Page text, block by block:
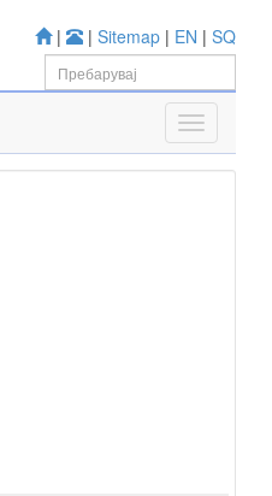
| | Sitemap | EN | SQ